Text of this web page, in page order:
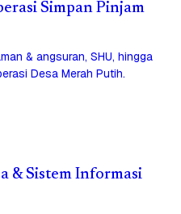
Simpan Pinjam
& angsuran, SHU, hingga
Desa Merah Putih.
& Sistem Informasi